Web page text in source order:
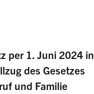
per 1. Juni 2024 in
des Gesetzes
und Familie